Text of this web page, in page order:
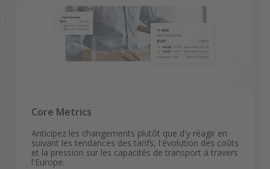
Core Metrics
Anticipez les changements plutôt que d'y réagir en
suivant les tendances des tarifs, l'évolution des coûts
et la pression sur les capacités de transport à travers
l'Europe.